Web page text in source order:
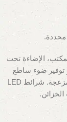
الإضاءة تحت
توفير ضوء ساطع
ومباشر على منطقة العمل دون التسبب في ظلال مزعجة. شرائط LED
الخزائن.